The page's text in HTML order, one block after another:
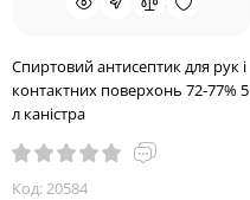
Спиртовий антисептик для рук і
контактних поверхонь 72-77% 5
л каністра
Код: 20584